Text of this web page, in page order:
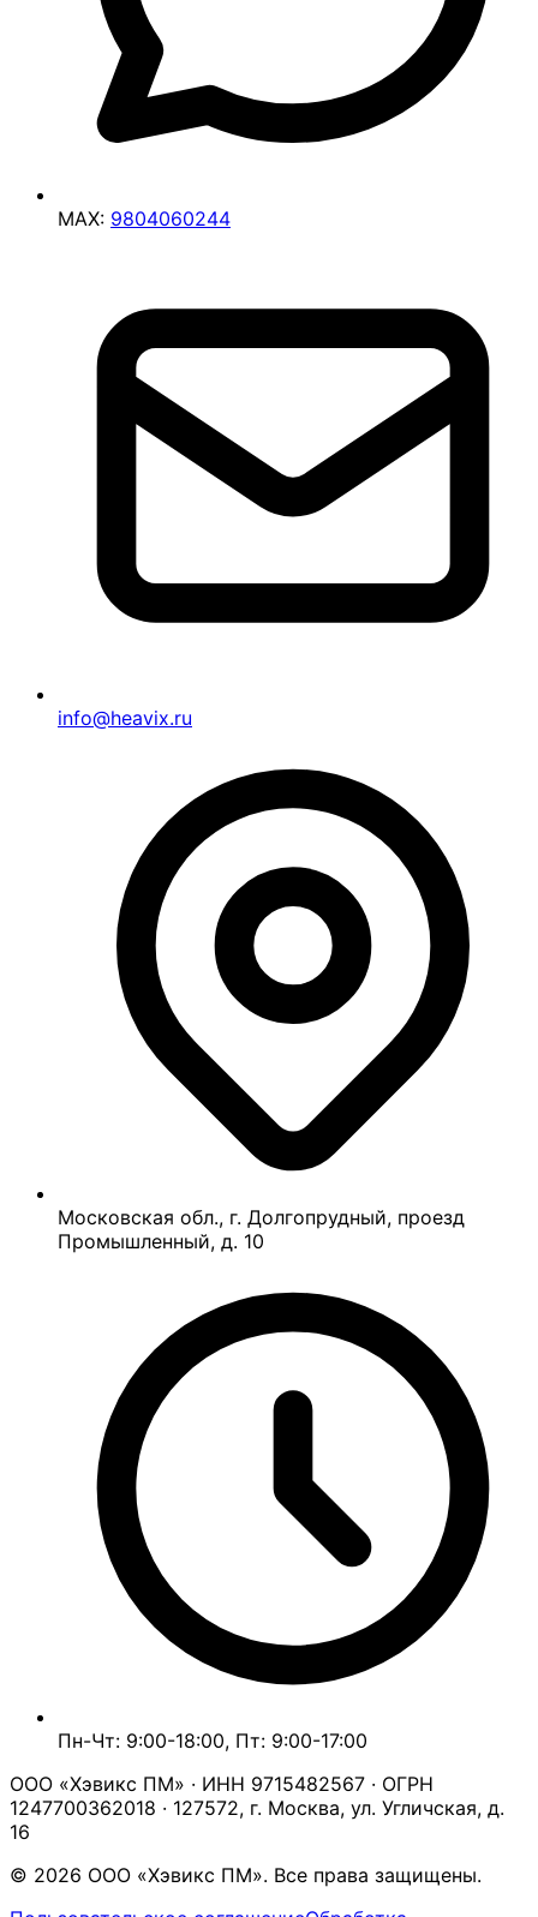
MAX: 9804060244
info@heavix.ru
Московская обл., г. Долгопрудный, проезд
Промышленный, д. 10
Пн-Чт: 9:00-18:00, Пт: 9:00-17:00
ООО «Хэвикс ПМ» · ИНН 9715482567 · ОГРН
1247700362018 · 127572, г. Москва, ул. Угличская, д.
16
© 2026 ООО «Хэвикс ПМ». Все права защищены.